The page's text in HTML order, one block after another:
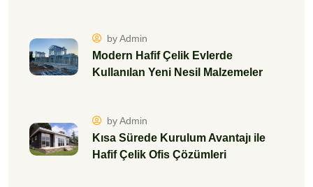
by Admin
Modern Hafif Çelik Evlerde
Kullanılan Yeni Nesil Malzemeler
by Admin
Kısa Sürede Kurulum Avantajı ile
Hafif Çelik Ofis Çözümleri